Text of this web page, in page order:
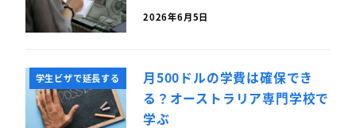
2026年6月5日
学生ビザで延長する
月500ドルの学費は確保でき
る？オーストラリア専門学校で
学ぶ